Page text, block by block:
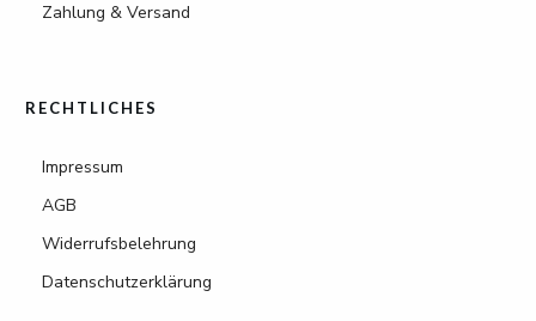
Zahlung & Versand
RECHTLICHES
Impressum
AGB
Widerrufsbelehrung
Datenschutzerklärung